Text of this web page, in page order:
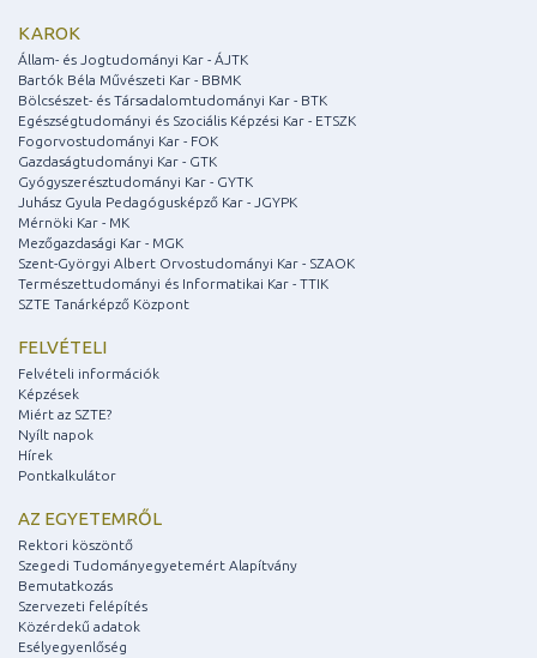
KAROK
Állam- és Jogtudományi Kar - ÁJTK
Bartók Béla Művészeti Kar - BBMK
Bölcsészet- és Társadalomtudományi Kar - BTK
Egészségtudományi és Szociális Képzési Kar - ETSZK
Fogorvostudományi Kar - FOK
Gazdaságtudományi Kar - GTK
Gyógyszerésztudományi Kar - GYTK
Juhász Gyula Pedagógusképző Kar - JGYPK
Mérnöki Kar - MK
Mezőgazdasági Kar - MGK
Szent-Györgyi Albert Orvostudományi Kar - SZAOK
Természettudományi és Informatikai Kar - TTIK
SZTE Tanárképző Központ
FELVÉTELI
Felvételi információk
Képzések
Miért az SZTE?
Nyílt napok
Hírek
Pontkalkulátor
AZ EGYETEMRŐL
Rektori köszöntő
Szegedi Tudományegyetemért Alapítvány
Bemutatkozás
Szervezeti felépítés
Közérdekű adatok
Esélyegyenlőség